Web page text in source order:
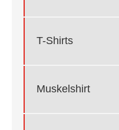
T-Shirts
Muskelshirt